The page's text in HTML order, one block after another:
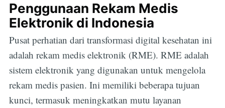
Penggunaan Rekam Medis
Elektronik di Indonesia
Pusat perhatian dari transformasi digital kesehatan ini
adalah rekam medis elektronik (RME). RME adalah
sistem elektronik yang digunakan untuk mengelola
rekam medis pasien. Ini memiliki beberapa tujuan
kunci, termasuk meningkatkan mutu layanan